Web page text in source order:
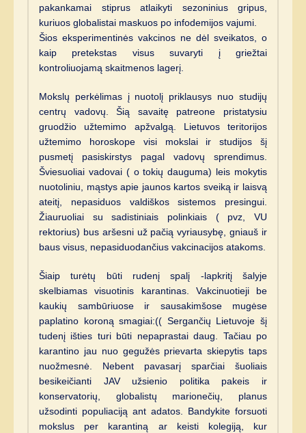
pakankamai stiprus atlaikyti sezoninius gripus,
kuriuos globalistai maskuos po infodemijos vajumi.
Šios eksperimentinės vakcinos ne dėl sveikatos, o
kaip pretekstas visus suvaryti į griežtai
kontroliuojamą skaitmenos lagerį.
Mokslų perkėlimas į nuotolį priklausys nuo studijų
centrų vadovų. Šią savaitę patreone pristatysiu
gruodžio užtemimo apžvalgą. Lietuvos teritorijos
užtemimo horoskope visi mokslai ir studijos šį
pusmetį pasiskirstys pagal vadovų sprendimus.
Šviesuoliai vadovai ( o tokių dauguma) leis mokytis
nuotoliniu, mąstys apie jaunos kartos sveiką ir laisvą
ateitį, nepasiduos valdiškos sistemos presingui.
Žiauruoliai su sadistiniais polinkiais ( pvz, VU
rektorius) bus aršesni už pačią vyriausybę, gniauš ir
baus visus, nepasiduodančius vakcinacijos atakoms.
Šiaip turėtų būti rudenį spalį -lapkritį šalyje
skelbiamas visuotinis karantinas. Vakcinuotieji be
kaukių sambūriuose ir sausakimšose mugėse
paplatino koroną smagiai:(( Sergančių Lietuvoje šį
tudenį išties turi būti nepaprastai daug. Tačiau po
karantino jau nuo gegužės prievarta skiepytis taps
nuožmesnė. Nebent pavasarį sparčiai šuoliais
besikeičianti JAV užsienio politika pakeis ir
konservatorių, globalistų marionečių, planus
užsodinti populiaciją ant adatos. Bandykite forsuoti
mokslus per karantiną ar keisti kolegiją, kur